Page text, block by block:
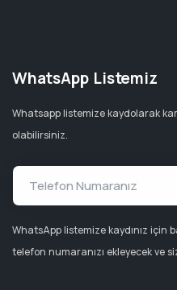
WhatsApp Listemiz
Whatsapp listemize kaydolarak
olabilirsiniz.
WhatsApp listemize kaydınız
telefon numaranızı ekleyecek ve